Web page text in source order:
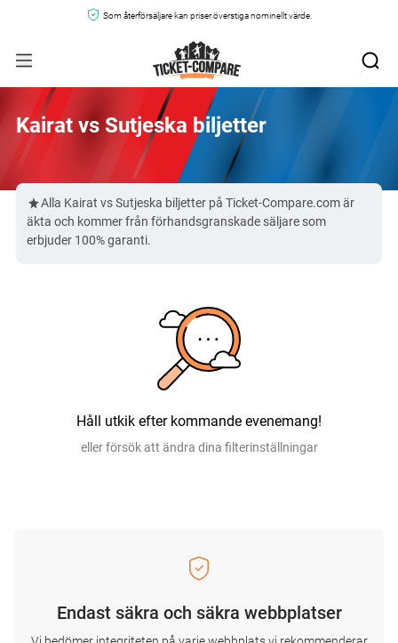
Som återförsäljare kan priser överstiga nominellt värde.
Kairat vs Sutjeska biljetter
Alla Kairat vs Sutjeska biljetter på Ticket-Compare.com är
äkta och kommer från förhandsgranskade säljare som
erbjuder 100% garanti.
Håll utkik efter kommande evenemang!
eller försök att ändra dina filterinställningar
Endast säkra och säkra webbplatser